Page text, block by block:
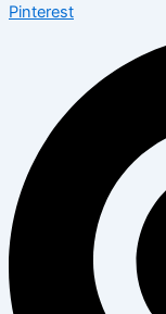
Pinterest